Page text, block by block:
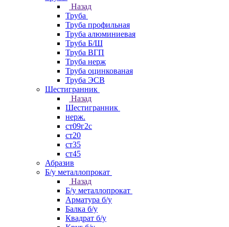
Назад
Труба
Труба профильная
Труба алюминиевая
Труба Б/Ш
Труба ВГП
Труба нерж
Труба оцинкованая
Труба ЭСВ
Шестигранник
Назад
Шестигранник
нерж.
ст09г2с
ст20
ст35
ст45
Абразив
Б/у металлопрокат
Назад
Б/у металлопрокат
Арматура б/у
Балка б/у
Квадрат б/у